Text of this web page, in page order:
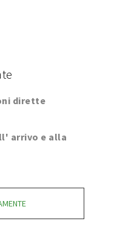
dirette
arrivo e alla